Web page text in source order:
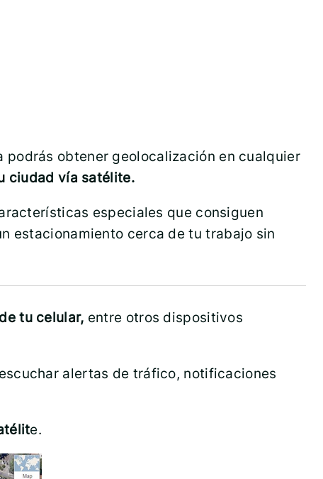
obtener geolocalización en cualquier
ciudad vía satélite.
especiales que consiguen
estacionamiento cerca de tu trabajo sin
tu celular, entre otros dispositivos
alertas de tráfico, notificaciones
e.